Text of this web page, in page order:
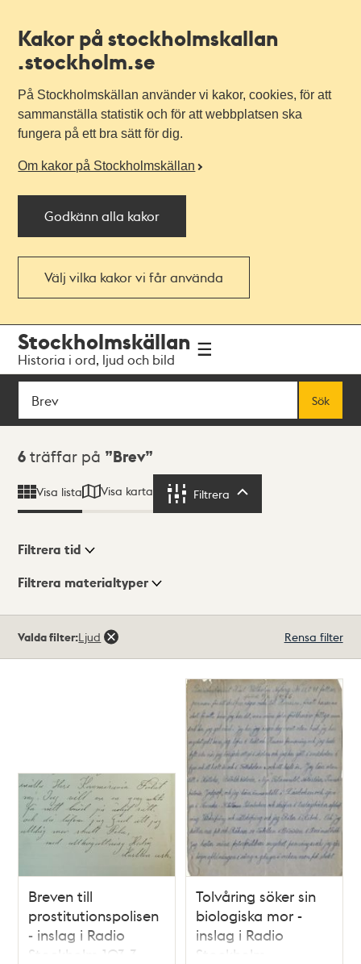
Kakor på stockholmskallan
.stockholm.se
På Stockholmskällan använder vi kakor, cookies, för att
sammanställa statistik och för att webbplatsen ska
fungera på ett bra sätt för dig.
Om kakor på Stockholmskällan
Godkänn alla kakor
Välj vilka kakor vi får använda
navigationen
huvudinnehållet
Stockholmskällan
Historia i ord, ljud och bild
Sök
Sök
Sökresultat
6 träffar på Brev
Visa lista Visa karta Filtrera
Visningsläge
Filtrera tid
Filtrera materialtyper
träffar
Valda filter:Ljud Rensa filter
Breven till
prostitutionspolisen
- inslag i Radio
Stockholm 103,3
Tolvåring söker sin
biologiska mor -
inslag i Radio
Stockholm